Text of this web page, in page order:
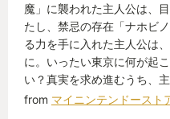
魔」に襲われた主人公は、
たし、禁忌の存在「ナホビ
る力を手に入れた主人公は
に。いったい東京に何が起
い？真実を求め進むうち、
from マイニンテンドースト